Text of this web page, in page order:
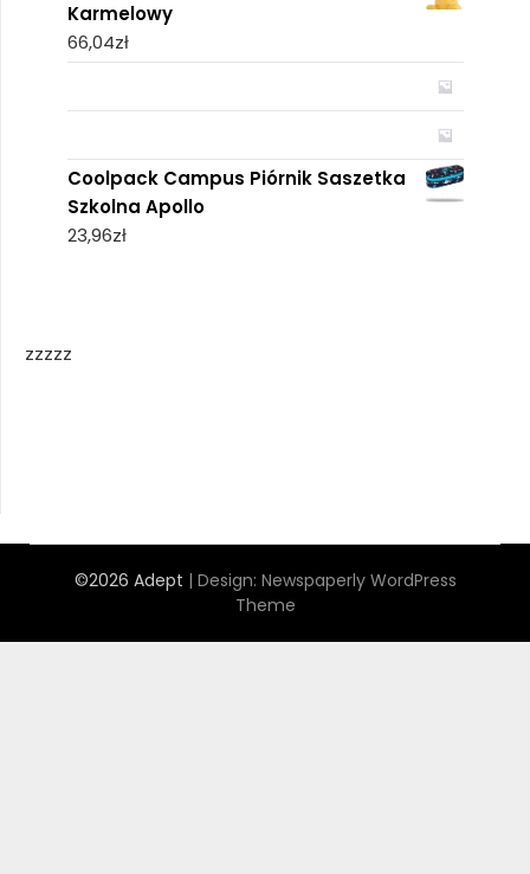
Karmelowy
66,04zł
Coolpack Campus Piórnik Saszetka
Szkolna Apollo
23,96zł
zzzzz
©2026 Adept | Design: Newspaperly WordPress
Theme